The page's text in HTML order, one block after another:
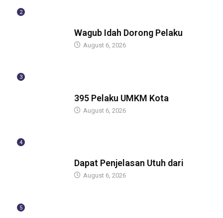
2
Wagub Idah Dorong Pelaku
August 6, 2026
3
395 Pelaku UMKM Kota
August 6, 2026
4
Dapat Penjelasan Utuh dari
August 6, 2026
5